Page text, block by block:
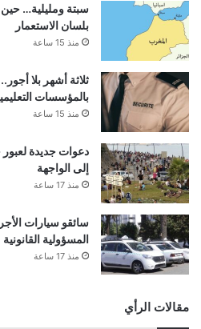
سبتة ومليلية…
بلسان الاستعمار
منذ 15 ساعة
ثلاثة أشهر بلا
بالمؤسسات
منذ 15 ساعة
دعوات جديدة
إلى الواجهة
منذ 17 ساعة
سائقو سيارات
المسؤولية القانونية
منذ 17 ساعة
مقالات الرأي